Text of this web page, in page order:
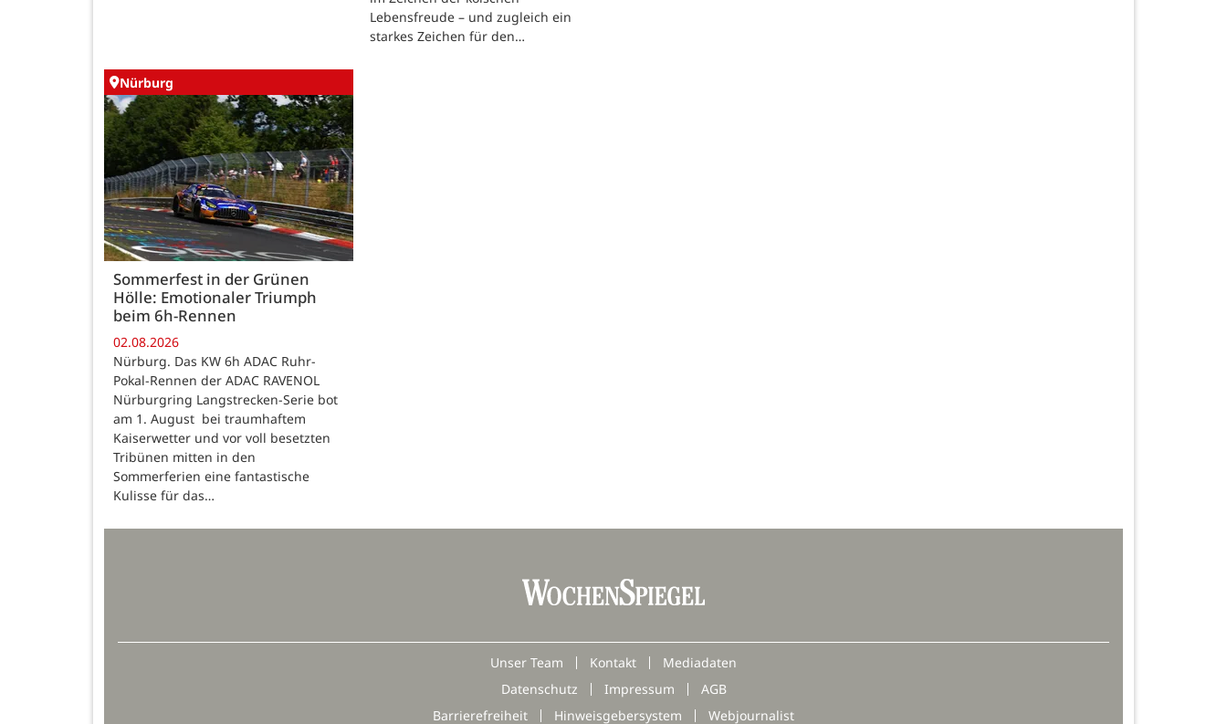
Lebensfreude – und zugleich ein
starkes Zeichen für den…
Nürburg
Sommerfest in der Grünen
Hölle: Emotionaler Triumph
beim 6h-Rennen
02.08.2026
Nürburg. Das KW 6h ADAC Ruhr-
Pokal-Rennen der ADAC RAVENOL
Nürburgring Langstrecken-Serie bot
am 1. August bei traumhaftem
Kaiserwetter und vor voll besetzten
Tribünen mitten in den
Sommerferien eine fantastische
Kulisse für das…
Unser Team Kontakt
Mediadaten
Datenschutz
Impressum
AGB
Barrierefreiheit
Hinweisgebersystem Webjournalist